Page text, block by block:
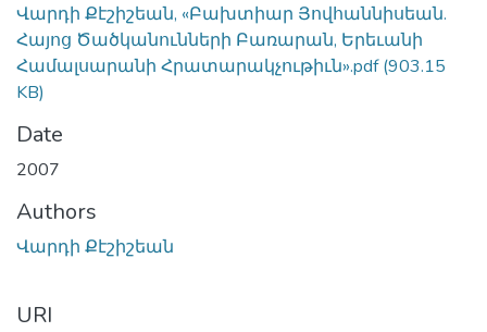
Վարդի Քէշիշեան, «Բախտիար Յովհաննիսեան.
Հայոց Ծածկանունների Բառարան, Երեւանի
Համալսարանի Հրատարակչութիւն».pdf(903.15
KB)
Date
2007
Authors
Վարդի Քէշիշեան
URI